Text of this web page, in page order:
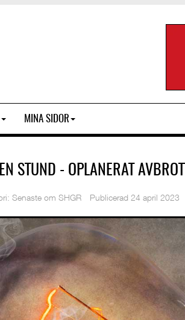
MINA SIDOR
STUND - OPLANERAT AVBROTT
Senaste om SHGR Publicerad 24 april 2023